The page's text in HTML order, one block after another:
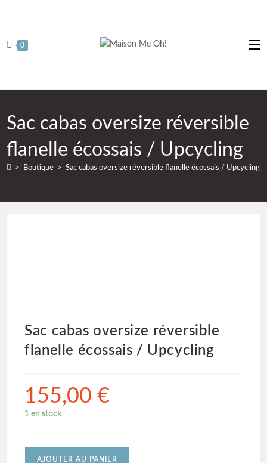
0
Sac cabas oversize réversible
flanelle écossais / Upcycling
> Boutique > Sac cabas oversize réversible flanelle écossais / Upcycling
Sac cabas oversize réversible
flanelle écossais / Upcycling
155,00€
1 en stock
AJOUTER AU PANIER